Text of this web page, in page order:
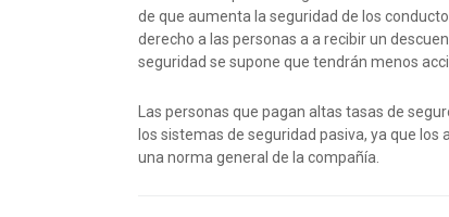
de que aumenta la seguridad de los
derecho a las personas a a recibir un
seguridad se supone que tendrán menos
Las personas que pagan altas tasas de
los sistemas de seguridad pasiva, ya que
una norma general de la compañía.